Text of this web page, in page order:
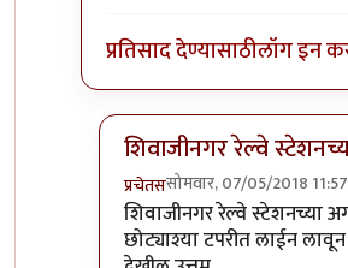
प्रतिसाद देण्यासाठीलॉग इन
शिवाजीनगर रेल्वे
प्रचेतससोमवार, 07/05/2018 11:57
In reply toकानिफनाथ
शिवाजीनगर रेल्वे स्टेशनच्या
छोट्याश्या टपरीत लाईन